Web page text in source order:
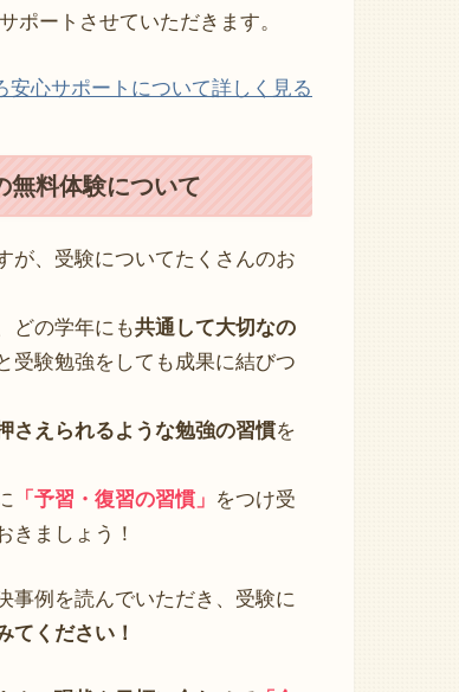
ポートさせていただきます。
安心サポートについて詳しく見る
無料体験について
が、受験についてたくさんのお
どの学年にも共通して大切なの
受験勉強をしても成果に結びつ
さえられるような勉強の習慣を
「予習・復習の習慣」 をつけ受
きましょう！
事例を読んでいただき、受験に
てください！